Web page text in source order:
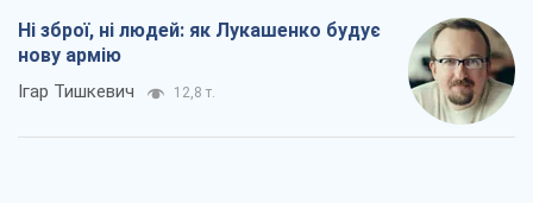
Ні зброї, ні людей: як Лукашенко будує
нову армію
Ігар Тишкевич 12,8 т.